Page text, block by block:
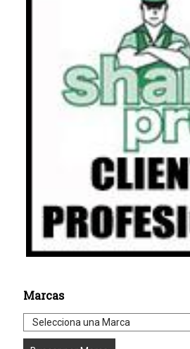
Marcas